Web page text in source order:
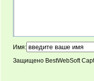
Имя:
Защищено BestWebSoft